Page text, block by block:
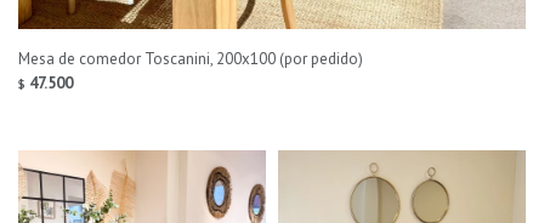
Mesa de comedor Toscanini, 200x100 (por pedido)
$ 47.500